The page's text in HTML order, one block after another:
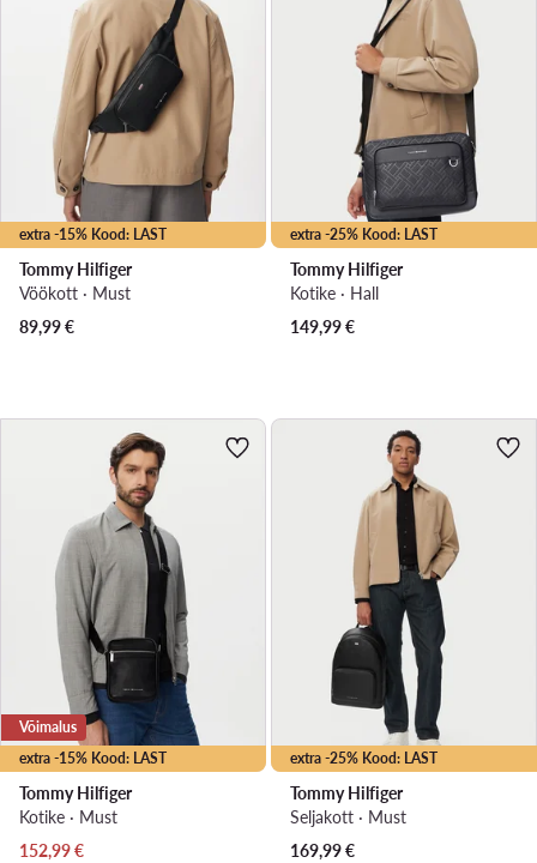
extra -15% Kood: LAST
Tommy Hilfiger
Vöökott · Must
89,99€
extra -25% Kood: LAST
Tommy Hilfiger
Kotike · Hall
149,99€
extra -15% Kood: LAST
Võimalus
Tommy Hilfiger
Kotike · Must
Praegune hind
152,99€
extra -25% Kood: LAST
Tommy Hilfiger
Seljakott · Must
169,99€